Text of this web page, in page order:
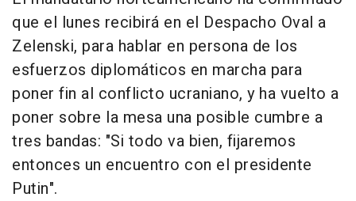
que el lunes recibirá en el Despacho Oval a
Zelenski, para hablar en persona de los
esfuerzos diplomáticos en marcha para
poner fin al conflicto ucraniano, y ha vuelto a
poner sobre la mesa una posible cumbre a
tres bandas: "Si todo va bien, fijaremos
entonces un encuentro con el presidente
Putin".